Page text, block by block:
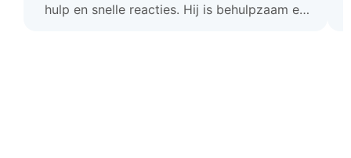
hulp en snelle reacties. Hij is behulpzaam en